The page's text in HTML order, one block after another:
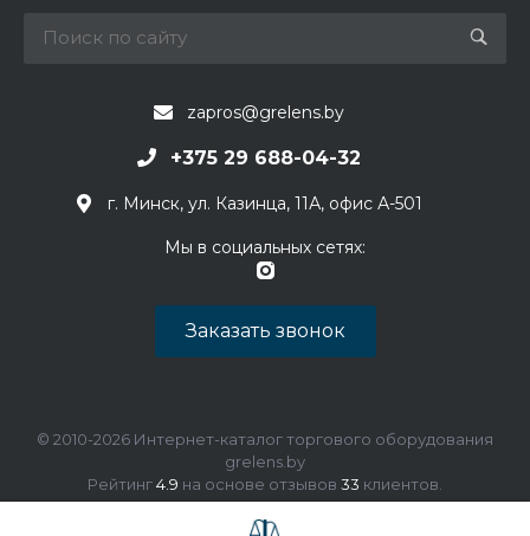
zapros@grelens.by
+375 29 688-04-32
г. Минск, ул. Казинца, 11А, офис А-501
Мы в социальных сетях:
Заказать звонок
© 2010-2026 Интернет-каталог торгового оборудования
grelens.by
Рейтинг4.9 на основе отзывов 33 клиентов.